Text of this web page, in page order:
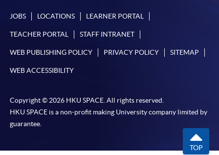
JOBS LOCATIONS LEARNER PORTAL
TEACHER PORTAL STAFF INTRANET
WEB PUBLISHING POLICY PRIVACY POLICY SITEMAP
WEB ACCESSIBILITY
Copyright © 2026 HKU SPACE. All rights reserved.
HKU SPACE is a non-profit making University company limited by
guarantee.
TOP